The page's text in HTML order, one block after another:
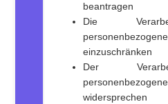
beantragen
Die
einzuschränken
Der
widersprechen